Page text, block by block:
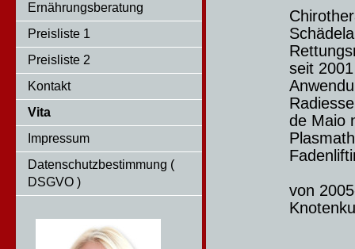
Ernährungsberatung
Preisliste 1
Preisliste 2
Kontakt
Vita
Impressum
Datenschutzbestimmung (
DSGVO )
seit
de Maio
von